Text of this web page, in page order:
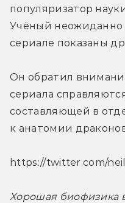
популяризатор
Учёный неожиданно
сериале показаны
Он обратил
сериала
составляющей в
к анатомии
https://twitter.com/
Хорошая биофизика